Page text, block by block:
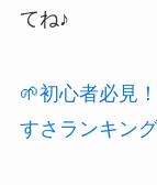
てね♪
🌱初心者必見
すさランキング